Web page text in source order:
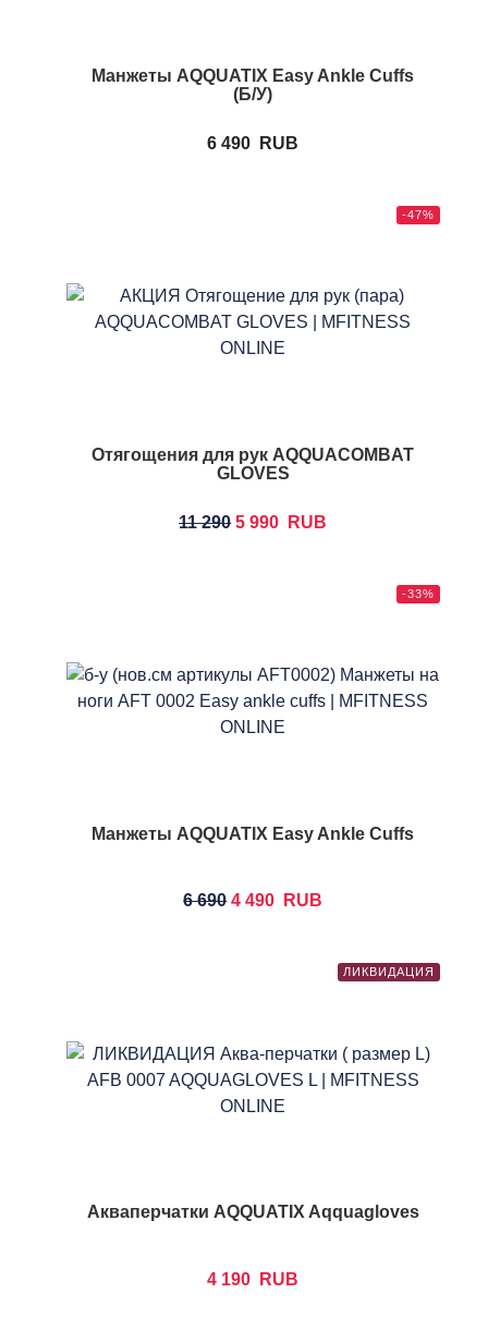
Манжеты AQQUATIX Easy Ankle Cuffs
(Б/У)
6 490 RUB
-47%
Отягощения для рук AQQUACOMBAT
GLOVES
11 290 5 990 RUB
-33%
Манжеты AQQUATIX Easy Ankle Cuffs
6 690 4 490 RUB
ЛИКВИДАЦИЯ
Акваперчатки AQQUATIX Aqquagloves
4 190 RUB